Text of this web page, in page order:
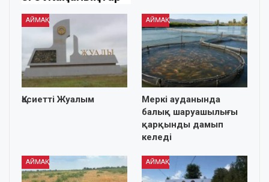
АЙМАҚ
Қасиетті Жуалым
АЙМАҚ
Меркі ауданында
балық шаруашылығы
қарқынды дамып
келеді
АЙМАҚ АЙМАҚ